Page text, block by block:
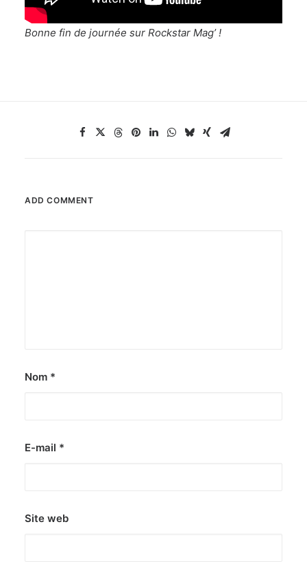
Bonne fin de journée sur Rockstar Mag’ !
ADD COMMENT
Nom *
E-mail *
Site web